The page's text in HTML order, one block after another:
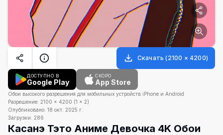
Скачать (2100 × 4200)
ДОСТУПНО В
Google Play
СКОРО
App Store
Обои высокого разрешения для мобильных устройств iPhone и Android
Разрешение: 2100 × 4200 (1 × 2)
Опубликовано: 18 окт. 2025 г.
Загрузки: 286
Касанэ Тэто Аниме Девочка 4K Обои